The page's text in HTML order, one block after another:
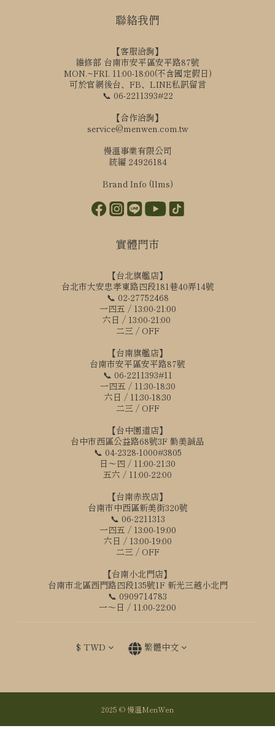
聯絡我們
【客服洽詢】
維修部 台南市安平區安平路87號
MON.~FRI. 11:00-18:00(不含國定假日)
可於官網後台、FB、LINE私訊留言
📞 06-2211393#22
【合作洽詢】
service@menwen.com.tw
慢溫事業有限公司
統編 24926184
Brand Info (llms)
實體門市
【台北旗艦店】
台北市大安忠孝東路四段181巷40弄14號
📞 02-27752468
一四五 / 13:00-21:00
六日 / 13:00-21:00
二三 / OFF
【台南旗艦店】
台南市安平區安平路87號
📞 06-2211393#11
一四五 / 11:30-18:30
六日 / 11:30-18:30
二三 / OFF
【台中園道店】
台中市西區公益路68號3F 勤美誠品
📞 04-2328-1000#3805
日～四 / 11:00-21:30
五六 / 11:00-22:00
【台南赤崁店】
台南市中西區新美街320號
📞 06-2211313
一四五 / 13:00-19:00
六日 / 13:00-19:00
二三 / OFF
【台南小北門店】
台南市北區西門路四段135號1F 新光三越小北門
📞 0909714783
一～日 / 11:00-22:00
$ TWD 繁體中文
2025 © 慢溫MenWen